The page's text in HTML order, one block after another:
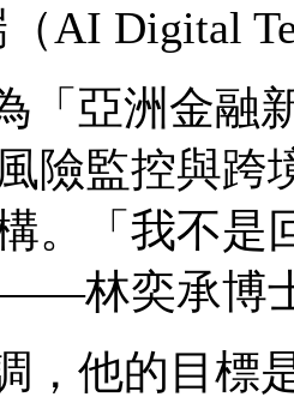
AI Digital
「亞洲金融
險監控與跨
。「我不是
林奕承博
，他的目標